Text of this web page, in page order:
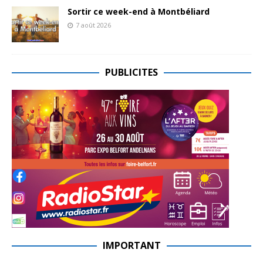
Sortir ce week-end à Montbéliard
7 août 2026
PUBLICITES
IMPORTANT